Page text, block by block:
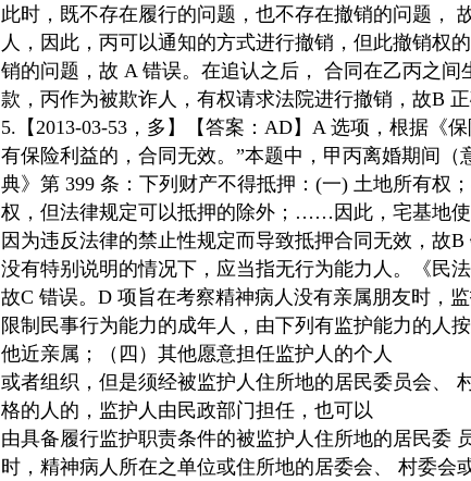
此时，既不存在履行的问题，也不存在撤销的问题，
人，因此，丙可以通知的方式进行撤销，但此撤销权
销的问题，故 A 错误。在追认之后， 合同在乙丙之
款，丙作为被欺诈人，有权请求法院进行撤销，故B 正
5.【2013-03-53，多】【答案：AD】A 选项，根据《
有保险利益的，合同无效。”本题中，甲丙离婚期间
典》第 399 条：下列财产不得抵押：(一) 土地所有权
权，但法律规定可以抵押的除外；……因此，宅基地
因为违反法律的禁止性规定而导致抵押合同无效，故
没有特别说明的情况下，应当指无行为能力人。《民
故C 错误。D 项旨在考察精神病人没有亲属朋友时，
限制民事行为能力的成年人，由下列有监护能力的人
他近亲属；（四）其他愿意担任监护人的个人
或者组织，但是须经被监护人住所地的居民委员会、
格的人的，监护人由民政部门担任，也可以
由具备履行监护职责条件的被监护人住所地的居民委
时，精神病人所在之单位或住所地的居委会、 村委会